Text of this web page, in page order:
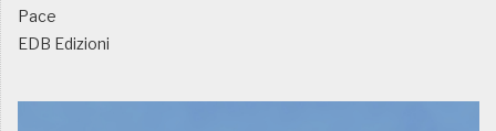
Pace
EDB Edizioni